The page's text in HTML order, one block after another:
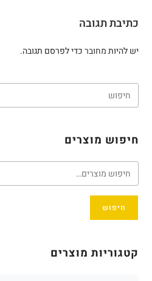
כתיבת תגובה
יש להיותמחוברכדי לפרסם תגובה.
חיפוש מוצרים
חיפוש
קטגוריות מוצרים